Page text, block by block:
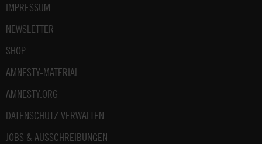
IMPRESSUM
NEWSLETTER
SHOP
AMNESTY-MATERIAL
AMNESTY.ORG
DATENSCHUTZ VERWALTEN
JOBS & AUSSCHREIBUNGEN